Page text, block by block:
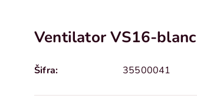
Ventilator VS16-
Šifra: 35500041